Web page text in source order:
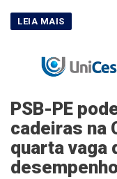
PSB-PE
cadeiras na
quarta vaga